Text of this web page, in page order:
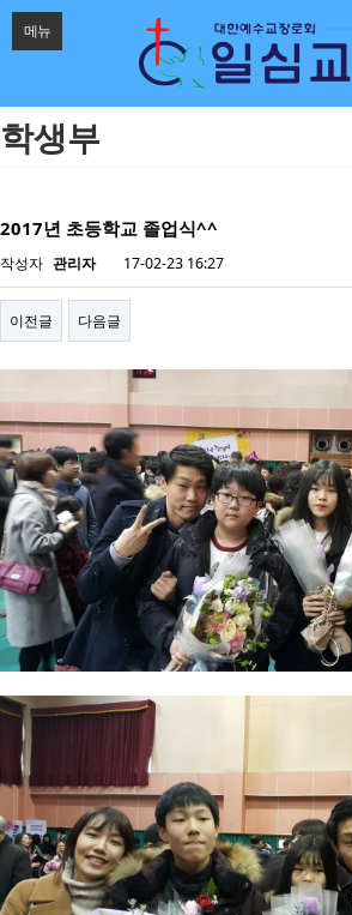
메뉴
학생부
2017년 초등학교 졸업식^^
작성자 관리자 17-02-23 16:27
이전글 다음글